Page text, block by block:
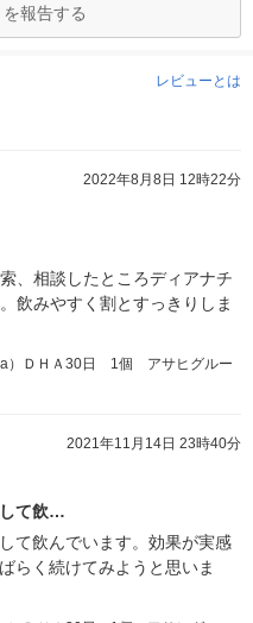
報告する
レビューとは
2022年8月8日 12時22分
、相談したところディアナチ
飲みやすく割とすっきりしま
）ＤＨＡ30日 1個 アサヒグルー
2021年11月14日 23時40分
て飲…
て飲んでいます。効果が実感
らく続けてみようと思いま